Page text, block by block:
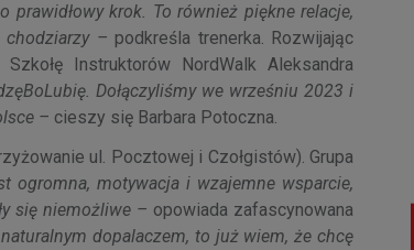
krok. To również piękne relacje,
chodziarzy – podkreśla trenerka. Rozwijając
Instruktorów NordWalk Aleksandra
Dołączyliśmy we wrześniu 2023 i
– cieszy się Barbara Potoczna.
ul. Pocztowej i Czołgistów). Grupa
ogromna, motywacja i wzajemne wsparcie,
się niemożliwe – opowiada zafascynowana
dopalaczem, to już wiem, że chcę